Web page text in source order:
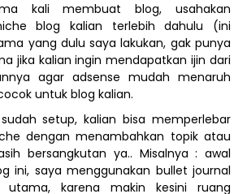
kali membuat blog, usahakan
blog kalian terlebih dahulu (ini
yang dulu saya lakukan, gak punya
jika kalian ingin mendapatkan ijin dari
agar adsense mudah menaruh
untuk blog kalian.
setup, kalian bisa memperlebar
dengan menambahkan topik atau
bersangkutan ya.. Misalnya : awal
ini, saya menggunakan bullet journal
utama, karena makin kesini ruang